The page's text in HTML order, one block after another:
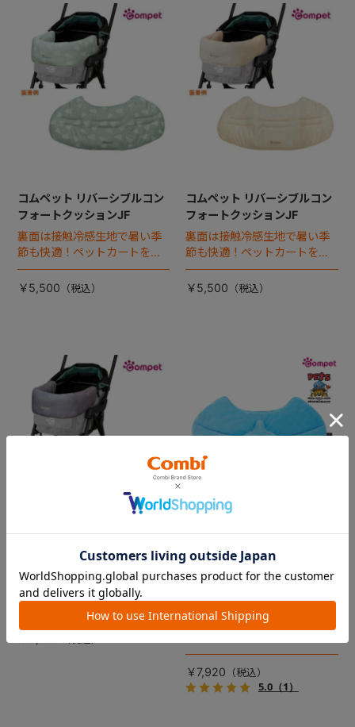
コムペット リバーシブルコン
フォートクッションJF
裏面は接触冷感生地で暑い季
節も快適！ペットカートをお
しゃれに・かわいく・かっこ
よく！
￥5,500
コムペット リバーシブルコン
フォートクッションJF
裏面は接触冷感生地で暑い季
節も快適！ペットカートをお
しゃれに・かわいく・かっこ
よく！
￥5,500
コムペット リバーシブルコン
裏面は接触冷感生地で暑い季
節も快適！ペットカートをお
しゃれに・かわいく・かっこ
DRAGON QUEST PETs コン
フォートクッション スライム
【コムペット ペットカート
用】
愛車の目印に！ふわふわ生地
あごのせクッション。
￥7,920
5.0（1）